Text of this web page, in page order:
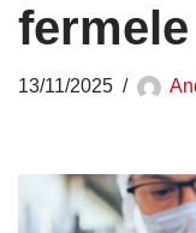
13/11/2025